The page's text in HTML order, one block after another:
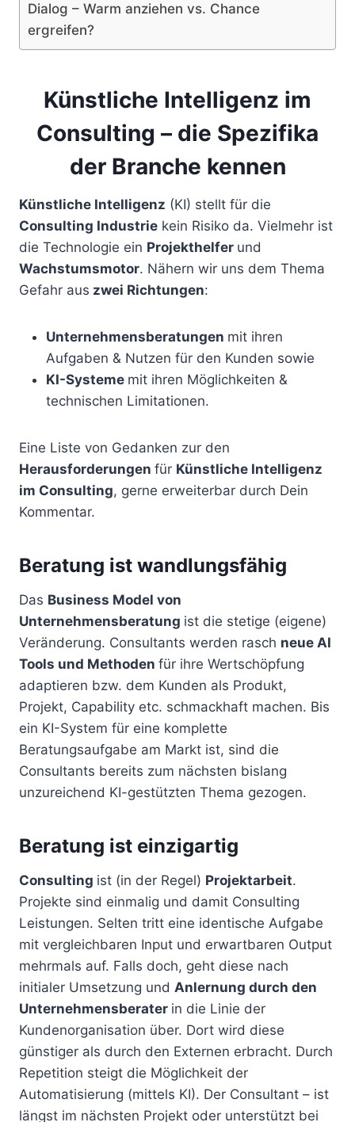
Dialog – Warm anziehen vs. Chance
ergreifen?
Künstliche Intelligenz im
Consulting – die Spezifika
der Branche kennen
Künstliche Intelligenz (KI) stellt für die
Consulting Industrie kein Risiko da. Vielmehr ist
die Technologie ein Projekthelfer und
Wachstumsmotor. Nähern wir uns dem Thema
Gefahr aus zwei Richtungen:
Unternehmensberatungen mit ihren
Aufgaben & Nutzen für den Kunden sowie
KI-Systeme mit ihren Möglichkeiten &
technischen Limitationen.
Eine Liste von Gedanken zur den
Herausforderungen für Künstliche Intelligenz
im Consulting, gerne erweiterbar durch Dein
Kommentar.
Beratung ist wandlungsfähig
Das Business Model von
Unternehmensberatung ist die stetige (eigene)
Veränderung. Consultants werden rasch neue AI
Tools und Methoden für ihre Wertschöpfung
adaptieren bzw. dem Kunden als Produkt,
Projekt, Capability etc. schmackhaft machen. Bis
ein KI-System für eine komplette
Beratungsaufgabe am Markt ist, sind die
Consultants bereits zum nächsten bislang
unzureichend KI-gestützten Thema gezogen.
Beratung ist einzigartig
Consulting ist (in der Regel) Projektarbeit.
Projekte sind einmalig und damit Consulting
Leistungen. Selten tritt eine identische Aufgabe
mit vergleichbaren Input und erwartbaren Output
mehrmals auf. Falls doch, geht diese nach
initialer Umsetzung und Anlernung durch den
Unternehmensberater in die Linie der
Kundenorganisation über. Dort wird diese
günstiger als durch den Externen erbracht. Durch
Repetition steigt die Möglichkeit der
Automatisierung (mittels KI). Der Consultant – ist
längst im nächsten Projekt oder unterstützt bei